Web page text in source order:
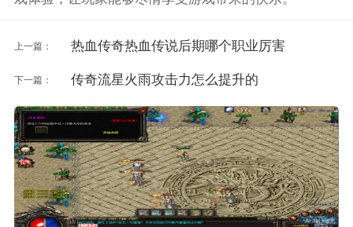
上一篇： 热血传奇热血传说后期哪个职业厉害
下一篇： 传奇流星火雨攻击力怎么提升的